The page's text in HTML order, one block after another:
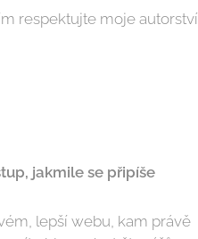
respektujte moje autorství
jakmile se připíše
lepší webu, kam právě